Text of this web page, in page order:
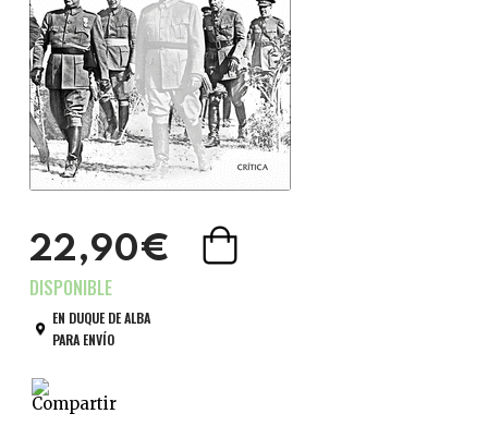
22,90€
EN DUQUE DE ALBA
PARA ENVÍO